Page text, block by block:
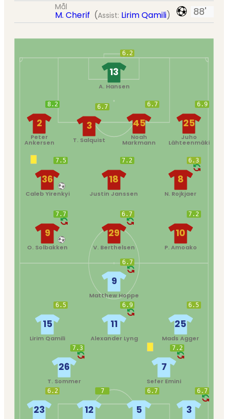
88'
Mål
M. Cherif (Assist: Lirim Qamili)
6.2
13
A. Hansen
6.9
25
Juho
Lähteenmäki
6.7
45
Noah
Markmann
6.7
3
T. Salquist
8.2
2
Peter
Ankersen
6.3
8
N. Rojkjaer
7.2
18
Justin Janssen
7.5
36
Caleb Yirenkyi
7.2
10
P. Amoako
6.7
29
V. Berthelsen
7.7
9
O. Solbakken
6.2
23
7
12
6.7
5
6.7
3
7.3
26
T. Sommer
7.2
7
Sefer Emini
6.5
15
Lirim Qamili
6.9
11
Alexander Lyng
6.5
25
Mads Agger
6.7
9
Matthew Hoppe